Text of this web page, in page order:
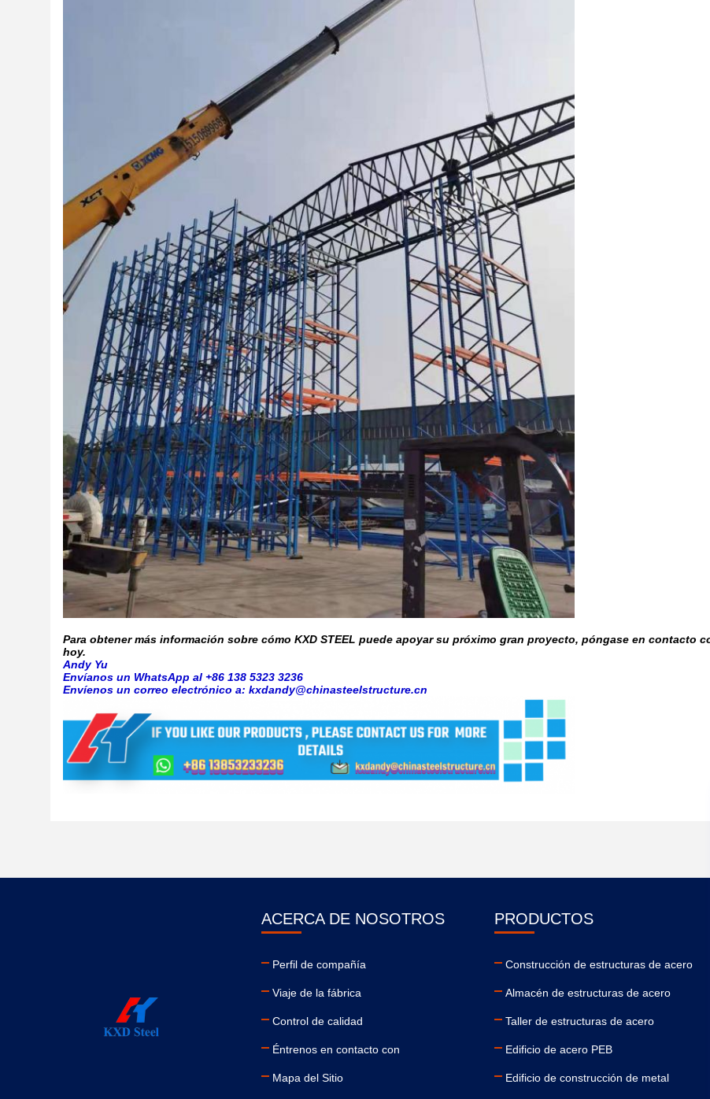
Para obtener más información sobre cómo KXD STEEL puede apoyar su próximo gran proyecto, póngase en contacto
hoy.
Andy Yu
Envíanos un WhatsApp al +86 138 5323 3236
Envíenos un correo electrónico a: kxdandy@chinasteelstructure.cn
ACERCA DE NOSOTROS
Perfil de compañía
Viaje de la fábrica
Control de calidad
Éntrenos en contacto con
Mapa del Sitio
PRODUCTOS
Construcción de estructuras de acero
Almacén de estructuras de acero
Taller de estructuras de acero
Edificio de acero PEB
Edificio de construcción de metal